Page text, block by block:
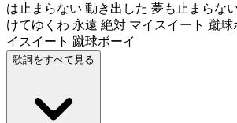
は止まらない 動き出した 夢も止まらな
けてゆくわ 永遠 絶対 マイスイート 蹴
イスイート 蹴球ボーイ
歌詞をすべて見る